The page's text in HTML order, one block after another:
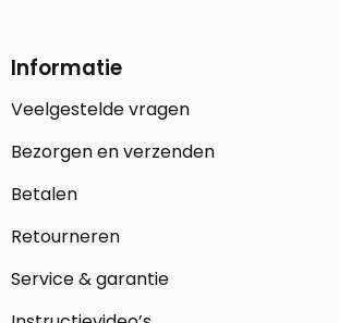
Informatie
Veelgestelde vragen
Bezorgen en verzenden
Betalen
Retourneren
Service & garantie